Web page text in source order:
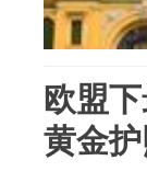
欧盟
黄金